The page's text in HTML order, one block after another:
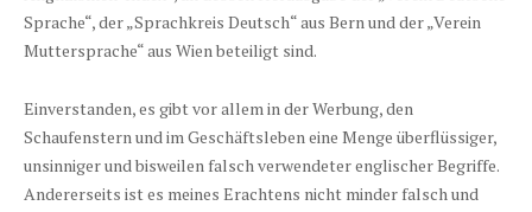
Sprache“, der „Sprachkreis Deutsch“ aus Bern und der „Verein
Muttersprache“ aus Wien beteiligt sind.
Einverstanden, es gibt vor allem in der Werbung, den
Schaufenstern und im Geschäftsleben eine Menge überflüssiger,
unsinniger und bisweilen falsch verwendeter englischer Begriffe.
Andererseits ist es meines Erachtens nicht minder falsch und